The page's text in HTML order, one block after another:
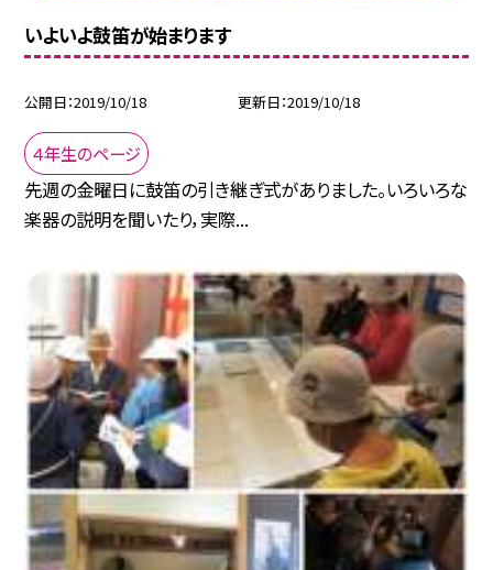
いよいよ鼓笛が始まります
公開日 2019/10/18 更新日 2019/10/18
４年生のページ
先週の金曜日に鼓笛の引き継ぎ式がありました。いろいろな
楽器の説明を聞いたり，実際...